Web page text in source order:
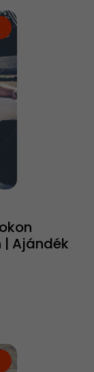
| Ajándék